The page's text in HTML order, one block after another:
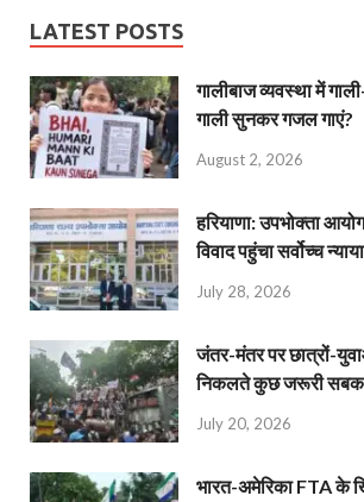
LATEST POSTS
गालीबाज व्‍यवस्‍था में
गाली सुनकर गजल गाएं?
August 2, 2026
हरियाणा: उपभोक्ता
विवाद पहुंचा सर्वोच्च
July 28, 2026
जंतर-मंतर पर छात्रों-
निकलते कुछ जरूरी सबक
July 20, 2026
भारत-अमेरिका FTA के